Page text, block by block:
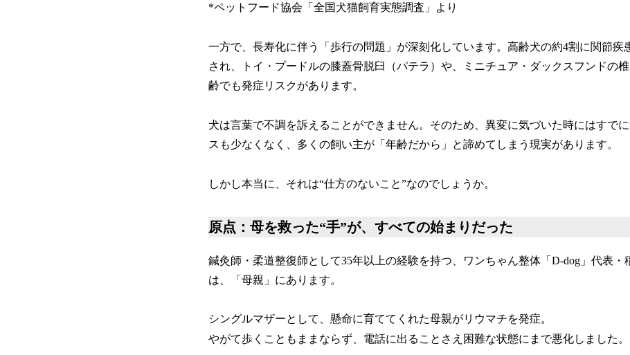
*ペットフード協会「全国犬猫飼育実態調査」より
一方で、長寿化に伴う「歩行の問題」が深刻化しています。高齢犬の約4割に関節疾
され、トイ・プードルの膝蓋骨脱臼（パテラ）や、ミニチュア・ダックスフンドの
齢でも発症リスクがあります。
犬は言葉で不調を訴えることができません。そのため、異変に気づいた時にはすで
スも少なくなく、多くの飼い主が「年齢だから」と諦めてしまう現実があります。
しかし本当に、それは“仕方のないこと”なのでしょうか。
原点：母を救った“手”が、すべての始まりだった
鍼灸師・柔道整復師として35年以上の経験を持つ、ワンちゃん整体「D-dog」代表・
は、「母親」にあります。
シングルマザーとして、懸命に育ててくれた母親がリウマチを発症。
やがて歩くこともままならず、電話に出ることさえ困難な状態にまで悪化しました。